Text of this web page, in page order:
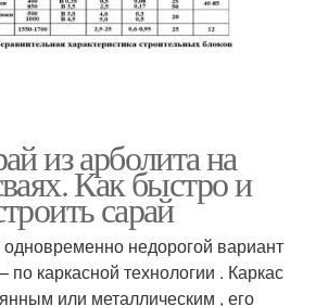
из арболита на
Как быстро и
сарай
недорогой вариант
каркасной технологии . Каркас
или металлическим , его